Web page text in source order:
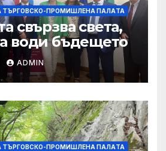
ТЪРГОВСКО-ПРОМИШЛЕНА ПАЛAТА
свързва света,
води бъдещето
ADMIN
ТЪРГОВСКО-ПРОМИШЛЕНА ПАЛAТА